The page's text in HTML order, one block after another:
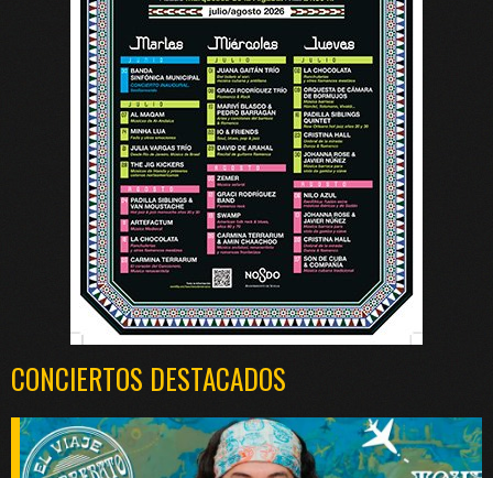
CONCIERTOS DESTACADOS